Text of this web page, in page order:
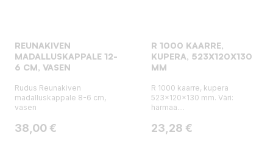
REUNAKIVEN
MADALLUSKAPPALE 12-
6 CM, VASEN
Rudus Reunakiven
madalluskappale 8-6 cm,
vasen
Hinta
38,00 €
R 1000 KAARRE,
KUPERA, 523X120X130
MM
R 1000 kaarre, kupera
523x120x130 mm. Väri:
harmaa....
Hinta
23,28 €